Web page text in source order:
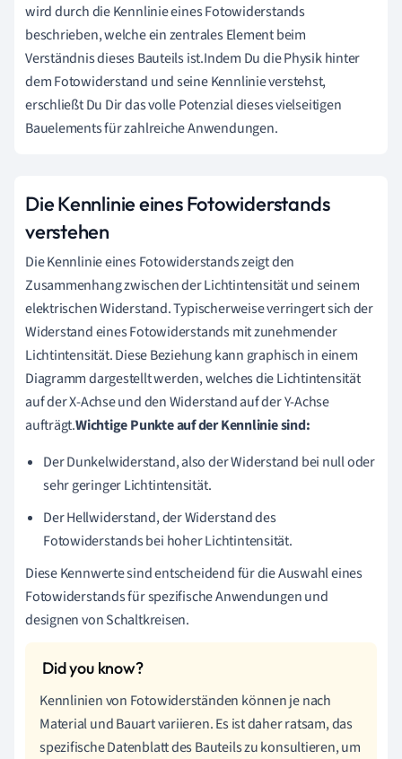
wird durch die Kennlinie eines Fotowiderstands
beschrieben, welche ein zentrales Element beim
Verständnis dieses Bauteils ist.Indem Du die Physik hinter
dem Fotowiderstand und seine Kennlinie verstehst,
erschließt Du Dir das volle Potenzial dieses vielseitigen
Bauelements für zahlreiche Anwendungen.
Die Kennlinie eines Fotowiderstands
verstehen
Die Kennlinie eines Fotowiderstands zeigt den
Zusammenhang zwischen der Lichtintensität und seinem
elektrischen Widerstand. Typischerweise verringert sich der
Widerstand eines Fotowiderstands mit zunehmender
Lichtintensität. Diese Beziehung kann graphisch in einem
Diagramm dargestellt werden, welches die Lichtintensität
auf der X-Achse und den Widerstand auf der Y-Achse
aufträgt.Wichtige Punkte auf der Kennlinie sind:
Der Dunkelwiderstand, also der Widerstand bei null oder
sehr geringer Lichtintensität.
Der Hellwiderstand, der Widerstand des
Fotowiderstands bei hoher Lichtintensität.
Diese Kennwerte sind entscheidend für die Auswahl eines
Fotowiderstands für spezifische Anwendungen und
designen von Schaltkreisen.
Kennlinien von Fotowiderständen können je nach
Material und Bauart variieren. Es ist daher ratsam, das
spezifische Datenblatt des Bauteils zu konsultieren, um